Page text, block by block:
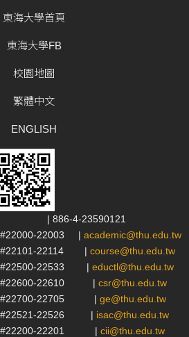
東海大學首頁
東海大學FB
校園地圖
繁體中文
ENGLISH
| 886-4-23590121
22003 | academic@thu.edu.tw
22114 | course@thu.edu.tw
22533 | eductl@thu.edu.tw
22610 | csr@thu.edu.tw
22705 | ge@thu.edu.tw
22526 | isac@thu.edu.tw
22201 | cii@thu.edu.tw